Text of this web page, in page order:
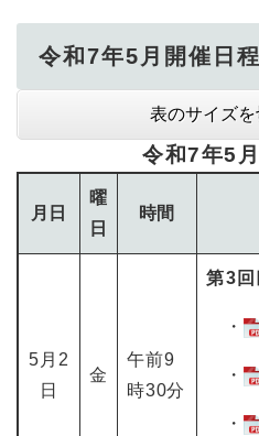
令和7年5月開催日程
表のサイズ
令和7年5
月日
曜
日
時間
5月2
日
金
午前9
時30分
第3
・
・
・